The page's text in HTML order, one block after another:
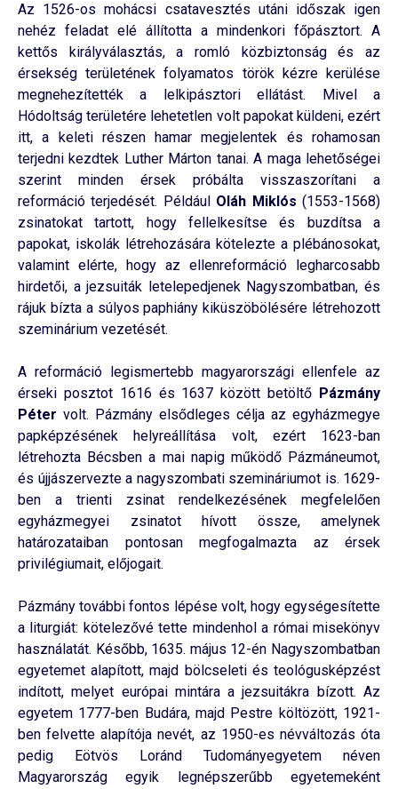
Az 1526-os mohácsi csatavesztés utáni időszak igen
nehéz feladat elé állította a mindenkori főpásztort. A
kettős királyválasztás, a romló közbiztonság és az
érsekség területének folyamatos török kézre kerülése
megnehezítették a lelkipásztori ellátást. Mivel a
Hódoltság területére lehetetlen volt papokat küldeni, ezért
itt, a keleti részen hamar megjelentek és rohamosan
terjedni kezdtek Luther Márton tanai. A maga lehetőségei
szerint minden érsek próbálta visszaszorítani a
reformáció terjedését. Például Oláh Miklós (1553-1568)
zsinatokat tartott, hogy fellelkesítse és buzdítsa a
papokat, iskolák létrehozására kötelezte a plébánosokat,
valamint elérte, hogy az ellenreformáció legharcosabb
hirdetői, a jezsuiták letelepedjenek Nagyszombatban, és
rájuk bízta a súlyos paphiány kiküszöbölésére létrehozott
szeminárium vezetését.
A reformáció legismertebb magyarországi ellenfele az
érseki posztot 1616 és 1637 között betöltő Pázmány
Péter volt. Pázmány elsődleges célja az egyházmegye
papképzésének helyreállítása volt, ezért 1623-ban
létrehozta Bécsben a mai napig működő Pázmáneumot,
és újjászervezte a nagyszombati szemináriumot is. 1629-
ben a trienti zsinat rendelkezésének megfelelően
egyházmegyei zsinatot hívott össze, amelynek
határozataiban pontosan megfogalmazta az érsek
privilégiumait, előjogait.
Pázmány további fontos lépése volt, hogy egységesítette
a liturgiát: kötelezővé tette mindenhol a római misekönyv
használatát. Később, 1635. május 12-én Nagyszombatban
egyetemet alapított, majd bölcseleti és teológusképzést
indított, melyet európai mintára a jezsuitákra bízott. Az
egyetem 1777-ben Budára, majd Pestre költözött, 1921-
ben felvette alapítója nevét, az 1950-es névváltozás óta
pedig Eötvös Loránd Tudományegyetem néven
Magyarország egyik legnépszerűbb egyetemeként